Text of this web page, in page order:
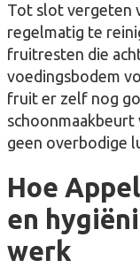
Tot slot vergeten
regelmatig te
fruitresten die
voedingsbodem
fruit er zelf nog
schoonmaakbeurt
geen overbodige
Hoe
en
werk